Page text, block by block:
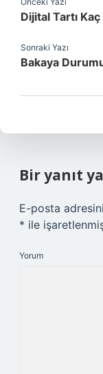
Dijital Tartı Kaç
Sonraki Yazı
Bakaya
Bir yanıt
E-posta
* ile
Yorum